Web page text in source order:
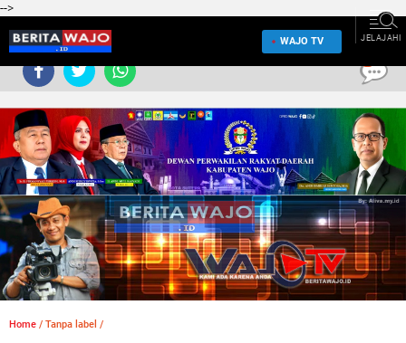
-->
WAJO TV JELAJAHI
Home / Tanpa label /